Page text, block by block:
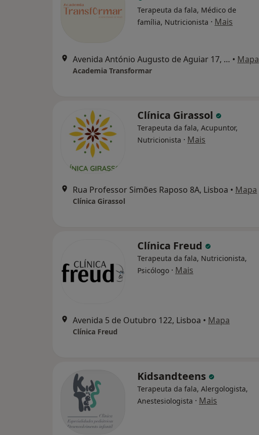
Terapeuta da fala, Médico de
família, Nutricionista · Mais
Avenida António Augusto de Aguiar 17, Lisboa • Mapa
Academia Transformar
Clínica Girassol
Terapeuta da fala, Acupuntor,
Nutricionista · Mais
Rua Professor Simões Raposo 8A, Lisboa • Mapa
Clínica Girassol
Clínica Freud
Terapeuta da fala, Nutricionista,
Psicólogo · Mais
Avenida 5 de Outubro 122, Lisboa • Mapa
Clínica Freud
Kidsandteens
Terapeuta da fala, Alergologista,
Anestesiologista · Mais